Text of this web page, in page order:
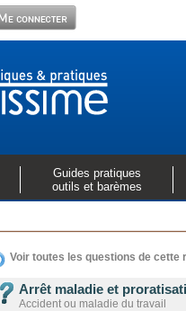
Guides pratiques
outils et barèmes
Voir toutes les questions de cette
Arrêt maladie et
Accident ou maladie du travail